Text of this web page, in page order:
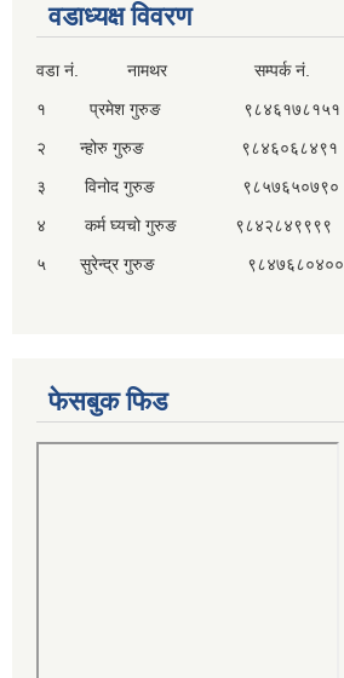
वडाध्यक्ष विवरण
वडा नं. नामथर सम्पर्क नं.
१ प्रमेश गुरुङ ९८४६१७८१५१
२ न्होरु गुरुङ ९८४६०६८४९१
३ विनोद गुरुङ ९८५७६५०७९०
४ कर्म घ्यचो गुरुङ ९८४२८४९९९९
५ सुरेन्द्र गुरुङ ९८४७६८०४००
फेसबुक फिड